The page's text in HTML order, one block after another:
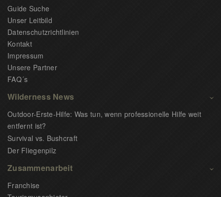
Guide Suche
Unser Leitbild
Datenschutzrichtlinien
Kontakt
Impressum
Unsere Partner
FAQ´s
Wilderness News
Outdoor-Erste-Hilfe: Was tun, wenn professionelle Hilfe weit
entfernt ist?
Survival vs. Bushcraft
Der Fliegenpilz
Zusammenarbeit
Franchise